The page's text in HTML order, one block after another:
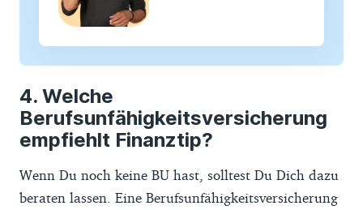
Welche
Berufsunfähigkeitsversicherung
empfiehlt Finanztip?
Wenn Du noch keine BU hast, solltest Du Dich dazu
beraten lassen. Eine Berufsunfähigkeitsversicherung